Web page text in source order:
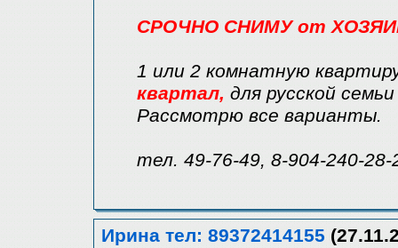
СРОЧНО СНИМУ от
1 или 2 комнатную
квартал, для русской
Рассмотрю все варианты.
тел. 49-76-49, 8-904-240-28-
Ирина тел: 89372414155